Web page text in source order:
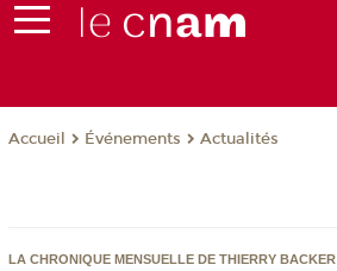
Accueil Événements Actualités
LA CHRONIQUE MENSUELLE DE THIERRY BACKER